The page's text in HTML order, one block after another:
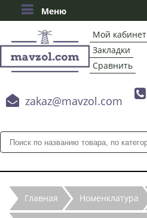
Меню
Мой кабинет
Закладки
Сравнить
 zakaz@mavzol.com

Главная Номенклатура